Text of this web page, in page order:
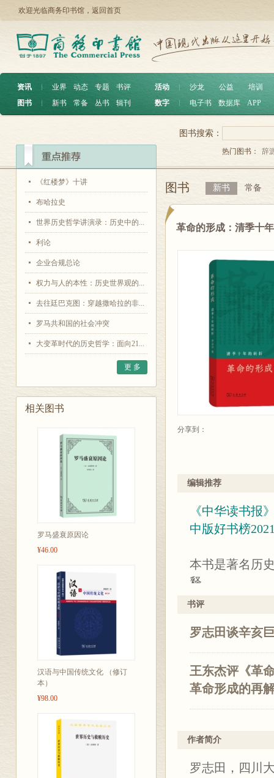
欢迎光临商务印书馆， 返回首页
资讯 ︱ 业界 动态 专题
书评
图书
︱ 新书 常备 丛书 辑刊
活动 沙龙 公益
培训
数字
电子书 数据库 APP
《红楼梦》十讲
布哈拉史
世界历史哲学讲演录：历史中的...
利论
企业合规总论
权力与人的本性：历史世界观的...
去往廷巴克图：穿越撒哈拉的非...
罗马共和国的社会冲突
大变革时代的历史哲学：面向21...
更 多
相关图书
罗马盛衰原因论
¥46.00
汉语与中国传统文化 （修订
本）
¥98.00
图书搜索：
热门图书： 辞
图书 新书 常备
革命的形成：清季十
分享到：
编辑推荐
《中华读书报
中版好书榜
本书是著名历
释。
严复曾言：“革
起之骤然，出
有的速度和广
么“改革”与“
本书的设问方
种意义上，本
要从更长的时
深入阐释，也
书评
罗志田谈辛亥
王东杰评《革
革命形成的再
作者简介
罗志田，四川